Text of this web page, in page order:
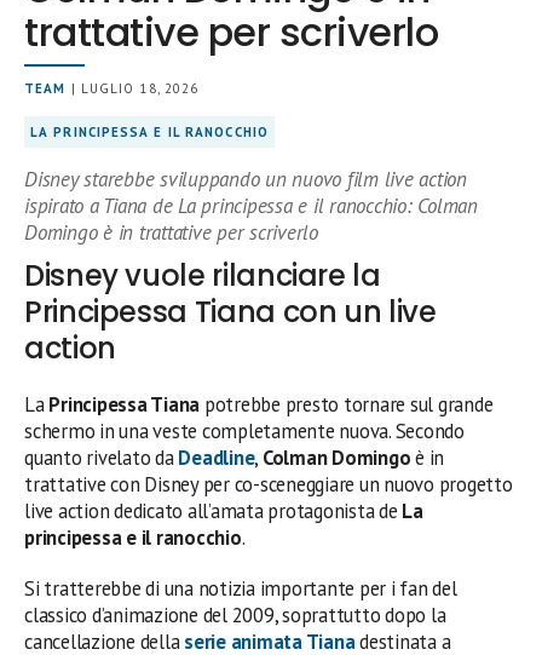
trattative per scriverlo
TEAM | LUGLIO 18, 2026
LA PRINCIPESSA E IL RANOCCHIO
Disney starebbe sviluppando un nuovo film live action
ispirato a Tiana de La principessa e il ranocchio: Colman
Domingo è in trattative per scriverlo
Disney vuole rilanciare la
Principessa Tiana con un live
action
LaPrincipessa Tiana potrebbe presto tornare sul grande
schermo in una veste completamente nuova. Secondo
quanto rivelato daDeadline, Colman Domingoè in
trattative con Disney per co-sceneggiare un nuovo progetto
live action dedicato all’amata protagonista de La
principessa e il ranocchio.
Si tratterebbe di una notizia importante per i fan del
classico d’animazione del 2009, soprattutto dopo la
cancellazione dellaserie animataTianadestinata a